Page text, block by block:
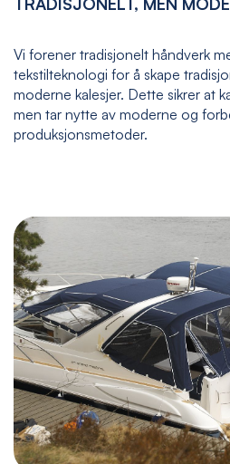
Vi forener tradisjonelt håndverk
tekstilteknologi for å skape
moderne kalesjer. Dette sikrer at
men tar nytte av moderne og
produksjonsmetoder.